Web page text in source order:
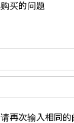
买的问题
再次输入相同的